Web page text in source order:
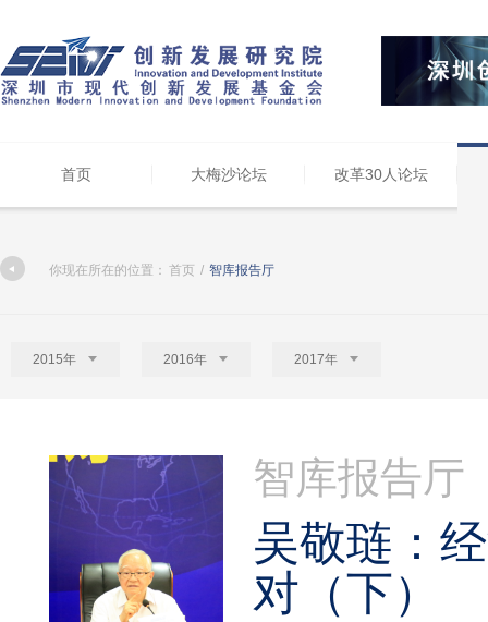
首页 大梅沙论坛 改革30人论坛
你现在所在的位置： 首页 / 智库报告厅
2015年 2016年 2017年
智库报告厅
吴敬琏：
对（下）